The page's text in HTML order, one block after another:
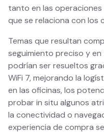
tanto en las
que se relaciona con los
Temas que resultan
seguimiento preciso y
podrían ser resueltos
WiFi 7, mejorando la
en las oficinas, los
probar in situ algunos
la conectividad o
experiencia de compra